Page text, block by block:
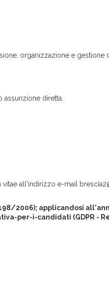
organizzazione e
diretta.
all'indirizzo e-mail
2006); applicandosi
i-candidati (GDPR -